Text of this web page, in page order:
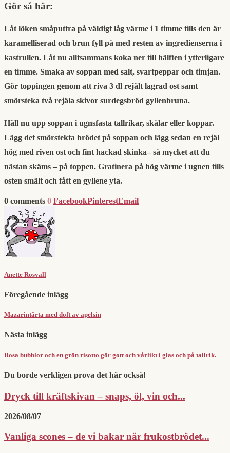
Gör så här:
Låt löken småputtra på väldigt låg värme i 1 timme tills den är
karamelliserad och brun fyll på med resten av ingredienserna i
kastrullen. Låt nu alltsammans koka ner till hälften i ytterligare
en timme. Smaka av soppan med salt, svartpeppar och timjan.
Gör toppingen genom att riva 3 dl rejält lagrad ost samt
smörsteka två rejäla skivor surdegsbröd gyllenbruna.
Häll nu upp soppan i ugnsfasta tallrikar, skålar eller koppar.
Lägg det smörstekta brödet på soppan och lägg sedan en rejäl
hög med riven ost och fint hackad skinka– så mycket att du
nästan skäms – på toppen. Gratinera på hög värme i ugnen tills
osten smält och fått en gyllene yta.
0 comments 0 FacebookPinterestEmail
Anette Rosvall
Föregående inlägg
Mazarintårta med doft av apelsin
Nästa inlägg
Rosa bubblor och en grön risotto gör gott och vårlikt i glas och på tallrik.
Du borde verkligen prova det här också!
Dryck till kräftskivan – snaps, öl, vin och...
2026/08/07
Vanliga scones – de vi bakar när frukostbrödet...